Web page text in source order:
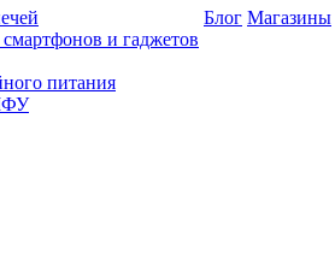
и гаджетов
питания
Блог Магазины